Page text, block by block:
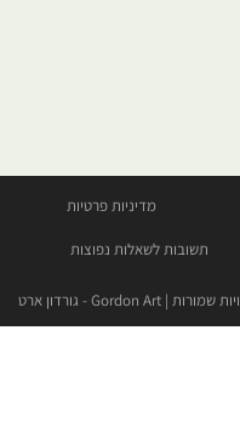
מדיניות פרטיות
תשובות לשאלות נפוצות